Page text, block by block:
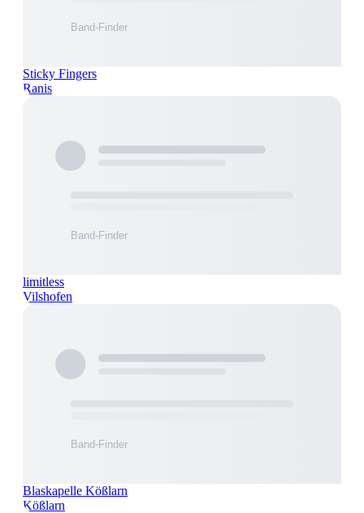
Sticky Fingers
Ranis
limitless
Vilshofen
Blaskapelle Kößlarn
Kößlarn